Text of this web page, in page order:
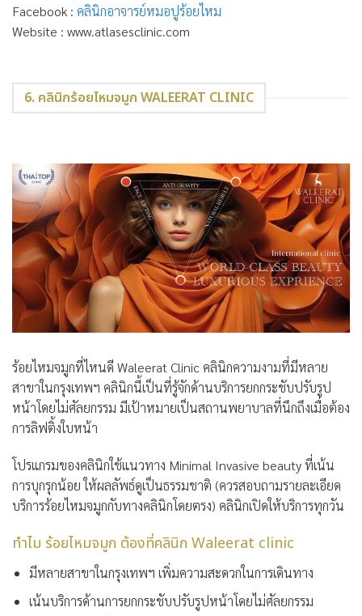
Facebook : คลินิกอาจารย์หมอปูร้อยไหม
Website : www.atlasesclinic.com
6. คลินิกร้อยไหมจมูก WALEERAT CLINIC
ร้อยไหมจมูกที่ไหนดี Waleerat Clinic คลินิกความงามที่มีหลาย
สาขาในกรุงเทพฯ คลินิกนี้เป็นที่รู้จักด้านบริการยกกระชับปรับรูป
หน้าโดยไม่ศัลยกรรม มีเป้าหมายเป็นสถานพยาบาลที่นึกถึงเมื่อต้อง
การลิฟติ้งใบหน้า
โปรแกรมของคลินิกใช้แนวทาง Minimal Invasive beauty ที่เน้น
การบุกรุกน้อย ให้ผลลัพธ์ดูเป็นธรรมชาติ (ควรสอบถามรายละเอียด
บริการร้อยไหมจมูกกับทางคลินิกโดยตรง) คลินิกเปิดให้บริการทุกวัน
ทำไม ร้อยไหมจมูก ต้องที่คลินิก Waleerat clinic
มีหลายสาขาในกรุงเทพฯ เพิ่มความสะดวกในการเดินทาง
เน้นบริการด้านการยกกระชับปรับรูปหน้าโดยไม่ศัลยกรรม